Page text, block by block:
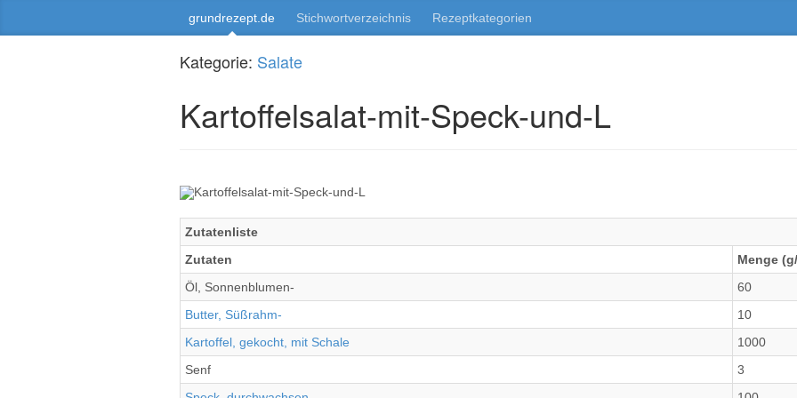
grundrezept.de Stichwortverzeichnis Rezeptkategorien
Kategorie: Salate
Kartoffelsalat-mit-Speck-und-L
Zutatenliste
Zutaten
Menge
Öl, Sonnenblumen-
60
Butter, Süßrahm-
10
Kartoffel, gekocht, mit Schale
1000
Senf
3